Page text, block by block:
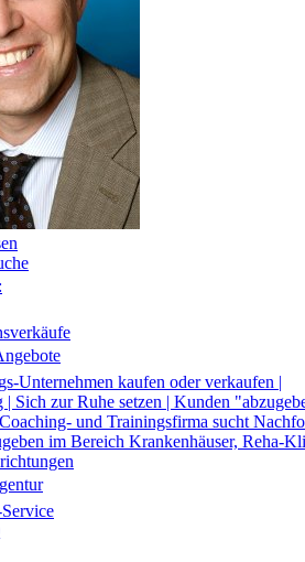
Unternehmen kaufen oder verkaufen |
| Sich zur Ruhe setzen | Kunden
und Trainingsfirma sucht
im Bereich Krankenhäuser, Reha-